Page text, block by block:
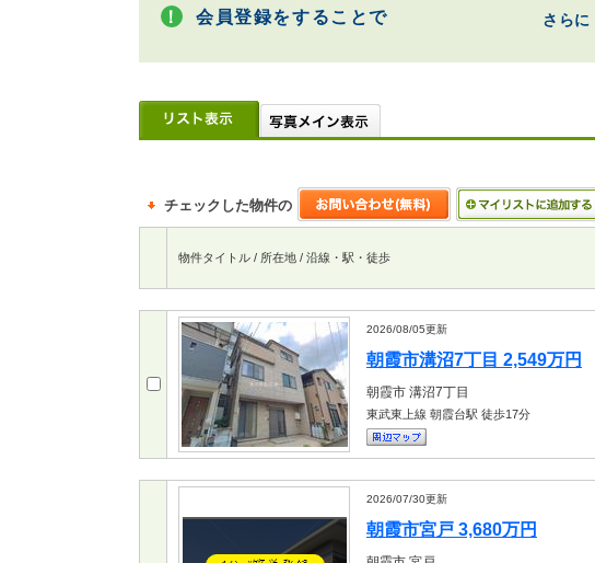
会員登録をすることで さらに
チェックした物件の
物件タイトル / 所在地 / 沿線・駅・徒歩
2026/08/05更新
朝霞市溝沼7丁目 2,549万円
朝霞市 溝沼7丁目
東武東上線 朝霞台駅 徒歩17分
2026/07/30更新
朝霞市宮戸 3,680万円